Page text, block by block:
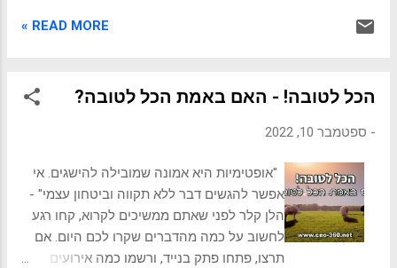
הזמן. אנחנו חיים בתרבות שמעריצה את הקול
האשליה הרווחת היא שדיבור הוא כוח,
כך? המרוץ הבלתי פוסק להבעת דעה יוצר רעש
קרובות מפחד מהשקט או מהצורך הנואש
להוכיח את עצמו. הוא לא באמת מקשיב, הוא רק
מחכה לתורו לדבר. הוא מגיב לא מתוך מחשבה,
READ MORE »
הכל לטובה! - האם באמת הכל לטובה?
- ספטמבר 10, 2022
"אופטימיות היא אמונה שמובילה להישגים. אי
אפשר להגשים דבר ללא תקווה וביטחון עצמי" -
הלן קלר לפני שאתם ממשיכים לקרוא, קחו רגע
לחשוב על כמה מהדברים שקרו לכם היום. אם
תרצו, פתחו פתק בנייד, ורשמו כמה אירועים